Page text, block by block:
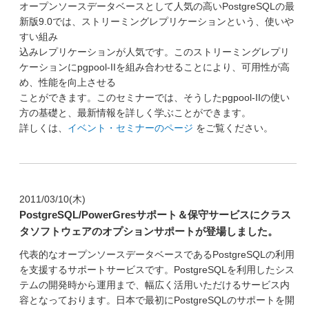
オープンソースデータベースとして人気の高いPostgreSQLの最
新版9.0では、ストリーミングレプリケーションという、使いや
すい組み
込みレプリケーションが人気です。このストリーミングレプリ
ケーションにpgpool-IIを組み合わせることにより、可用性が高
め、性能を向上させる
ことができます。このセミナーでは、そうしたpgpool-IIの使い
方の基礎と、最新情報を詳しく学ぶことができます。
詳しくは、 イベント・セミナーのページ をご覧ください。
2011/03/10(木)
PostgreSQL/PowerGresサポート＆保守サービスにクラス
タソフトウェアのオプションサポートが登場しました。
代表的なオープンソースデータベースであるPostgreSQLの利用
を支援するサポートサービスです。PostgreSQLを利用したシス
テムの開発時から運用まで、幅広く活用いただけるサービス内
容となっております。日本で最初にPostgreSQLのサポートを開